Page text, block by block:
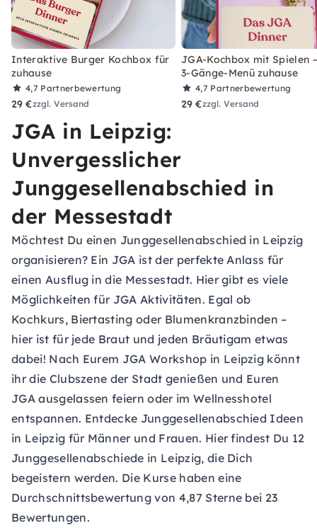
Interaktive Burger Kochbox für
zuhause
4,7 Partnerbewertung
29 €zzgl. Versand
JGA-Kochbox mit Spielen
3-Gänge-Menü zuhause
4,7 Partnerbewertung
29 €zzgl. Versand
JGA in Leipzig:
Unvergesslicher
Junggesellenabschied in
der Messestadt
Möchtest Du einen Junggesellenabschied in Leipzig
organisieren? Ein JGA ist der perfekte Anlass für
einen Ausflug in die Messestadt. Hier gibt es viele
Möglichkeiten für JGA Aktivitäten. Egal ob
Kochkurs, Biertasting oder Blumenkranzbinden –
hier ist für jede Braut und jeden Bräutigam etwas
dabei! Nach Eurem JGA Workshop in Leipzig könnt
ihr die Clubszene der Stadt genießen und Euren
JGA ausgelassen feiern oder im Wellnesshotel
entspannen. Entdecke Junggesellenabschied Ideen
in Leipzig für Männer und Frauen. Hier findest Du 12
Junggesellenabschiede in Leipzig, die Dich
begeistern werden. Die Kurse haben eine
Durchschnittsbewertung von 4,87 Sterne bei 23
Bewertungen.